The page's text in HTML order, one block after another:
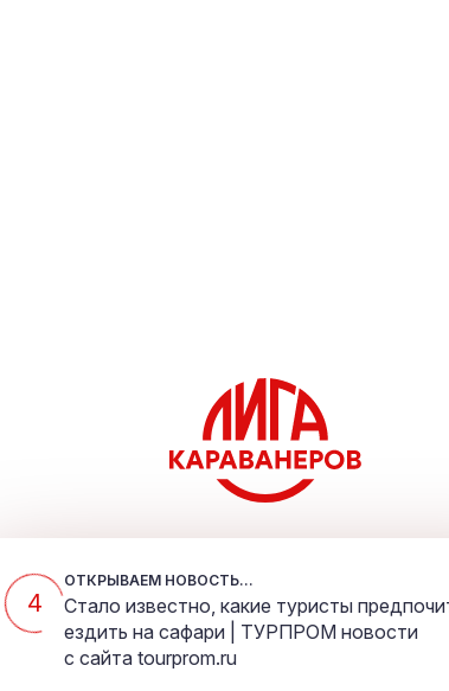
4
ОТКРЫВАЕМ НОВОСТЬ...
Стало известно, какие туристы
ездить на сафари | ТУРПРОМ новости
с сайта tourprom.ru